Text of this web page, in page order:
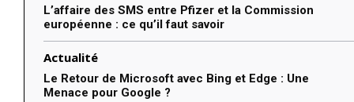
L’affaire des SMS entre Pfizer et la Commission
européenne : ce qu’il faut savoir
Actualité
Le Retour de Microsoft avec Bing et Edge : Une
Menace pour Google ?